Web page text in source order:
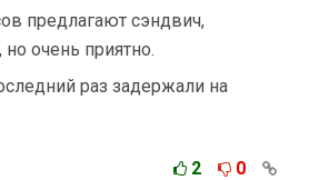
предлагают сэндвич,
очень приятно.
раз задержали на
2 0